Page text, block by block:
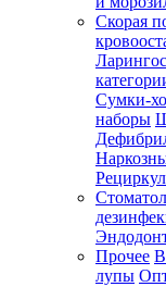
Скорая
Сумки-
наборы
Прочее
лупы